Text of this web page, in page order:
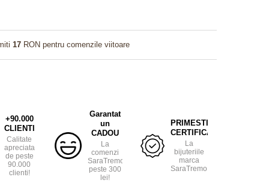
17 RON pentru comenzile viitoare
+90.000
CLIENTI
Calitate
apreciata
de peste
90.000
clienti!
Garantat
un
CADOU
La
comenzi
SaraTremo
peste 300
lei!
PRIMESTI
CERTIFICAT
La
bijuteriile
marca
SaraTremo.